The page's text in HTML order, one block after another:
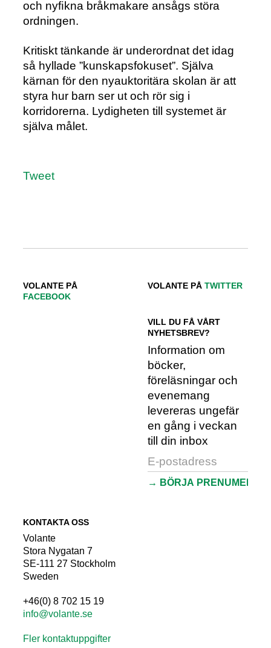
och nyﬁkna bråkmakare ansågs störa
ordningen.
Kritiskt tänkande är underordnat det idag
så hyllade ”kunskapsfokuset”. Själva
kärnan för den nyauktoritära skolan är att
styra hur barn ser ut och rör sig i
korridorerna. Lydigheten till systemet är
själva målet.
Tweet
VOLANTE PÅ
FACEBOOK
VOLANTE PÅ TWITTER
VILL DU FÅ VÅRT
NYHETSBREV?
Information om
böcker,
föreläsningar och
evenemang
levereras ungefär
en gång i veckan
till din inbox
KONTAKTA OSS
Volante
Stora Nygatan 7
SE-111 27 Stockholm
Sweden
+46(0) 8 702 15 19
info@volante.se
Fler kontaktuppgifter